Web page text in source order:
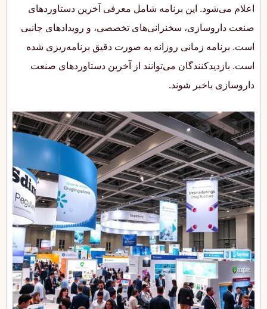
اعلام می‌شود. این برنامه شامل معرفی آخرین دستاوردهای
صنعت داروسازی، سخنرانی‌های تخصصی، و رویدادهای جانبی
است. برنامه زمانی روزانه به صورت دقیق برنامه‌ریزی شده
است. بازدیدکنندگان می‌توانند از آخرین دستاوردهای صنعت
داروسازی باخبر شوند.